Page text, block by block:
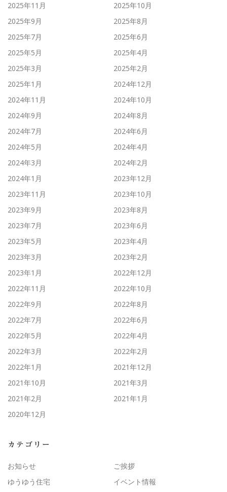
2025年11月
2025年10月
2025年9月
2025年8月
2025年7月
2025年6月
2025年5月
2025年4月
2025年3月
2025年2月
2025年1月
2024年12月
2024年11月
2024年10月
2024年9月
2024年8月
2024年7月
2024年6月
2024年5月
2024年4月
2024年3月
2024年2月
2024年1月
2023年12月
2023年11月
2023年10月
2023年9月
2023年8月
2023年7月
2023年6月
2023年5月
2023年4月
2023年3月
2023年2月
2023年1月
2022年12月
2022年11月
2022年10月
2022年9月
2022年8月
2022年7月
2022年6月
2022年5月
2022年4月
2022年3月
2022年2月
2022年1月
2021年12月
2021年10月
2021年3月
2021年2月
2021年1月
2020年12月
カテゴリー
お知らせ
ご挨拶
ゆうゆう住宅
イベント情報